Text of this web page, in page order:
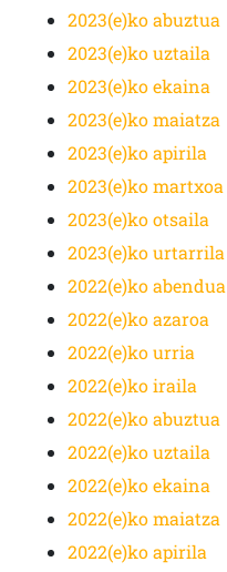
2023(e)ko abuztua
2023(e)ko uztaila
2023(e)ko ekaina
2023(e)ko maiatza
2023(e)ko apirila
2023(e)ko martxoa
2023(e)ko otsaila
2023(e)ko urtarrila
2022(e)ko abendua
2022(e)ko azaroa
2022(e)ko urria
2022(e)ko iraila
2022(e)ko abuztua
2022(e)ko uztaila
2022(e)ko ekaina
2022(e)ko maiatza
2022(e)ko apirila